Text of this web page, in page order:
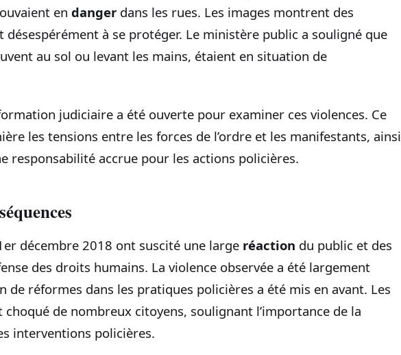
en danger dans les rues. Les images montrent des
désespérément à se protéger. Le ministère public a souligné que
au sol ou levant les mains, étaient en situation de
judiciaire a été ouverte pour examiner ces violences. Ce
les tensions entre les forces de l’ordre et les manifestants, ainsi
responsabilité accrue pour les actions policières.
décembre 2018 ont suscité une large réaction du public et des
des droits humains. La violence observée a été largement
de réformes dans les pratiques policières a été mis en avant. Les
de nombreux citoyens, soulignant l’importance de la
interventions policières.